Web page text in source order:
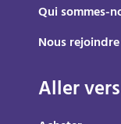
Qui sommes-
Nous rejoindre
Aller vers